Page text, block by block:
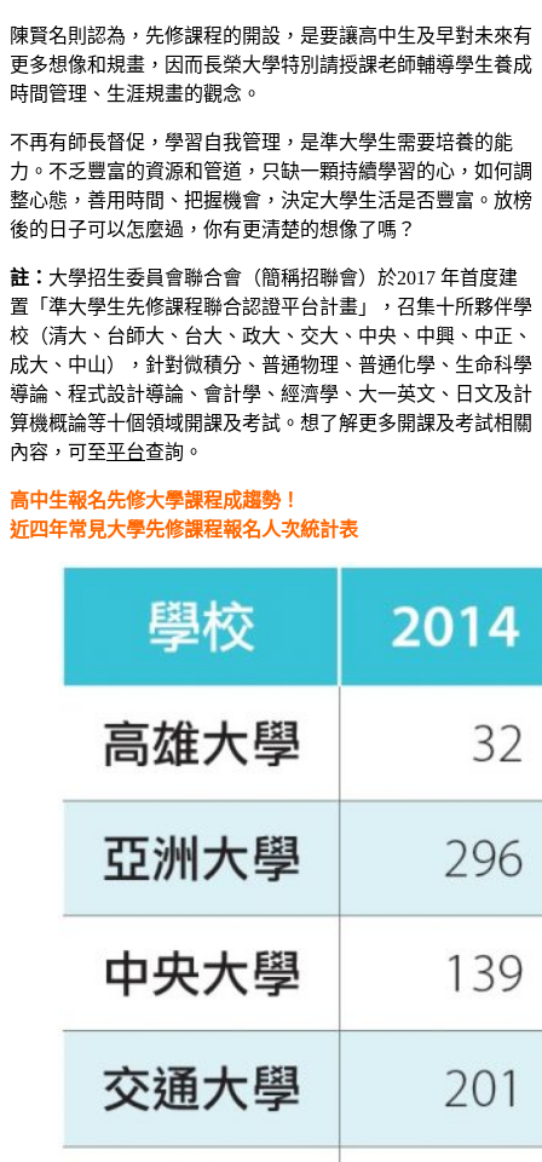
陳賢名則認為，先修課程的開設，是要讓高中生及早對未來有
更多想像和規畫，因而長榮大學特別請授課老師輔導學生養成
時間管理、生涯規畫的觀念。
不再有師長督促，學習自我管理，是準大學生需要培養的能
力。不乏豐富的資源和管道，只缺一顆持續學習的心，如何調
整心態，善用時間、把握機會，決定大學生活是否豐富。放榜
後的日子可以怎麼過，你有更清楚的想像了嗎？
註： 大學招生委員會聯合會（簡稱招聯會）於2017 年首度建
置「準大學生先修課程聯合認證平台計畫」，召集十所夥伴學
校（清大、台師大、台大、政大、交大、中央、中興、中正、
成大、中山），針對微積分、普通物理、普通化學、生命科學
導論、程式設計導論、會計學、經濟學、大一英文、日文及計
算機概論等十個領域開課及考試。想了解更多開課及考試相關
內容，可至平台查詢。
高中生報名先修大學課程成趨勢！
近四年常見大學先修課程報名人次統計表